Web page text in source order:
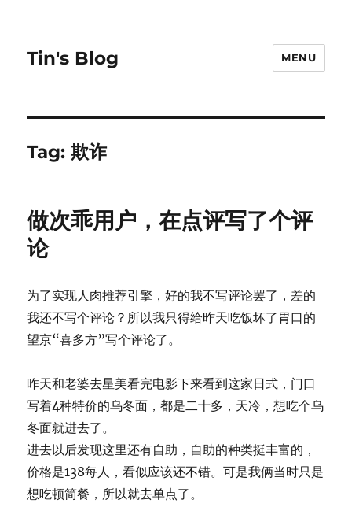
Tin's Blog MENU
Tag:欺诈
做次乖用户，在点评写了个评
论
为了实现人肉推荐引擎，好的我不写评论罢了，差的
我还不写个评论？所以我只得给昨天吃饭坏了胃口的
望京“喜多方”写个评论了。
昨天和老婆去星美看完电影下来看到这家日式，门口
写着4种特价的乌冬面，都是二十多，天冷，想吃个乌
冬面就进去了。
进去以后发现这里还有自助，自助的种类挺丰富的，
价格是138每人，看似应该还不错。可是我俩当时只是
想吃顿简餐，所以就去单点了。